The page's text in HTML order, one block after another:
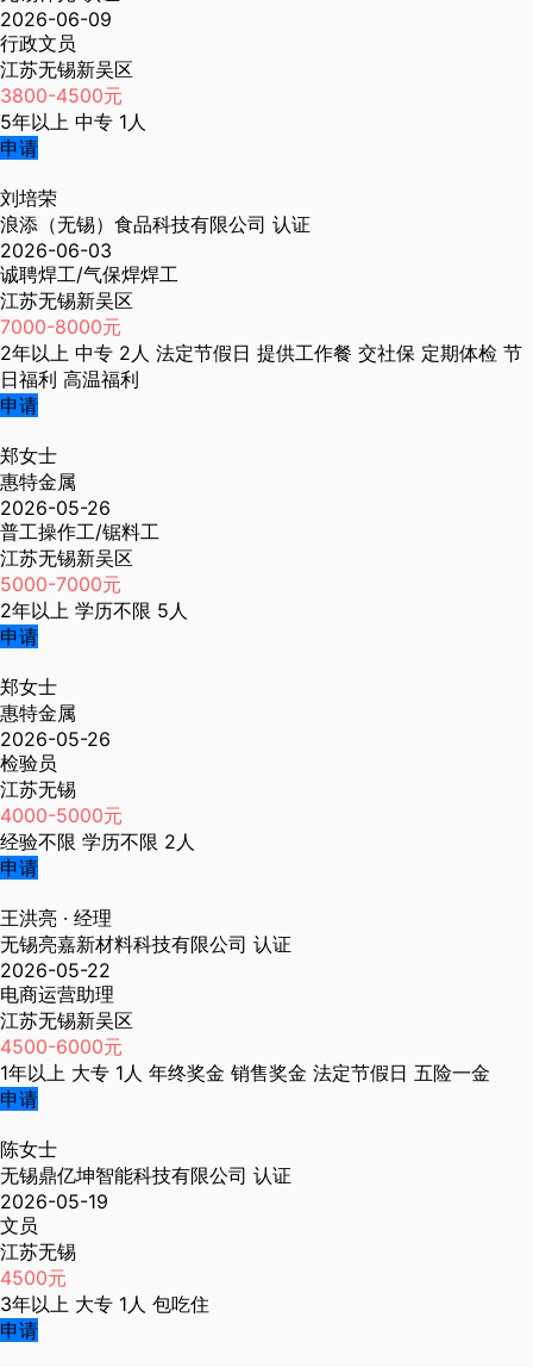
2026-06-09
行政文员
江苏无锡新吴区
3800-4500元
5年以上 中专 1人
申请
刘培荣
浪添（无锡）食品科技有限公司 认证
2026-06-03
诚聘焊工/气保焊焊工
江苏无锡新吴区
7000-8000元
2年以上 中专 2人 法定节假日 提供工作餐 交社保 定期体检 节
日福利 高温福利
申请
郑女士
惠特金属
2026-05-26
普工操作工/锯料工
江苏无锡新吴区
5000-7000元
2年以上 学历不限 5人
申请
郑女士
惠特金属
2026-05-26
检验员
江苏无锡
4000-5000元
经验不限 学历不限 2人
申请
王洪亮 · 经理
无锡亮嘉新材料科技有限公司 认证
2026-05-22
电商运营助理
江苏无锡新吴区
4500-6000元
1年以上 大专 1人 年终奖金 销售奖金 法定节假日 五险一金
申请
陈女士
无锡鼎亿坤智能科技有限公司 认证
2026-05-19
文员
江苏无锡
4500元
3年以上 大专 1人 包吃住
申请